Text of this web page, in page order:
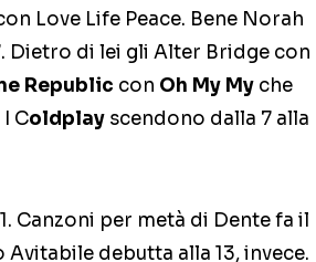
Love Life Peace. Bene Norah
Dietro di lei gli Alter Bridge con
Republic con Oh My My che
Coldplay scendono dalla 7 alla
Canzoni per metà di Dente fa il
debutta alla 13, invece.